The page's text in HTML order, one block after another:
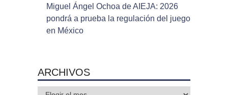
Miguel Ángel Ochoa de AIEJA: 2026
pondrá a prueba la regulación del juego
en México
ARCHIVOS
Archivos